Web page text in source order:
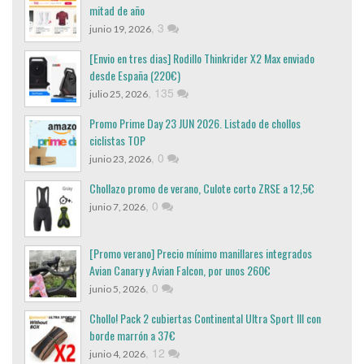
mitad de año
junio 19, 2026, 3
[Envio en tres dias] Rodillo Thinkrider X2 Max enviado
desde España (220€)
julio 25, 2026, 135
Promo Prime Day 23 JUN 2026. Listado de chollos
ciclistas TOP
junio 23, 2026, 0
Chollazo promo de verano, Culote corto ZRSE a 12,5€
junio 7, 2026, 0
[Promo verano] Precio mínimo manillares integrados
Avian Canary y Avian Falcon, por unos 260€
junio 5, 2026, 0
Chollo! Pack 2 cubiertas Continental Ultra Sport III con
borde marrón a 37€
junio 4, 2026, 12